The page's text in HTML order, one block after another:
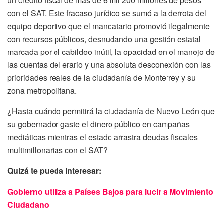
con el SAT. Este fracaso jurídico se sumó a la derrota del
equipo deportivo que el mandatario promovió ilegalmente
con recursos públicos, desnudando una gestión estatal
marcada por el cabildeo inútil, la opacidad en el manejo de
las cuentas del erario y una absoluta desconexión con las
prioridades reales de la ciudadanía de Monterrey y su
zona metropolitana.
¿Hasta cuándo permitirá la ciudadanía de Nuevo León que
su gobernador gaste el dinero público en campañas
mediáticas mientras el estado arrastra deudas fiscales
multimillonarias con el SAT?
Quizá te pueda interesar:
Gobierno utiliza a Países Bajos para lucir a Movimiento
Ciudadano